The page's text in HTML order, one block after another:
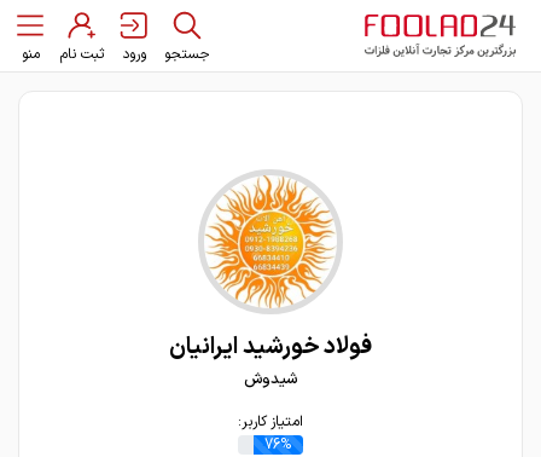
جستجو ورود ثبت نام منو
فولاد خورشید ایرانیان
شیدوش
امتیاز کاربر:
76%